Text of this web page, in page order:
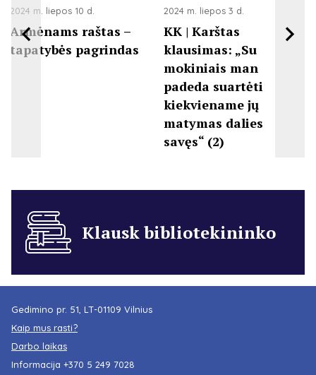
2024 m. liepos 10 d.
Armėnams raštas –
tapatybės pagrindas
2024 m. liepos 3 d.
KK | Karštas
klausimas: „Su
mokiniais man
padeda suartėti
kiekviename jų
matymas dalies
savęs“ (2)
Klausk bibliotekininko
Gedimino pr. 51, LT-01109 Vilnius
Kaip mus rasti?
Darbo laikas
Informacija +370 5 249 7028